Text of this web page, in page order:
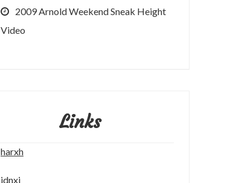
2009 Arnold Weekend Sneak Height
Video
Links
harxh
idnxi